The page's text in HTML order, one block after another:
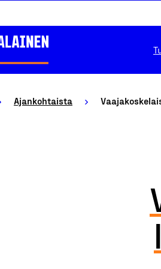
Ajankohtaista